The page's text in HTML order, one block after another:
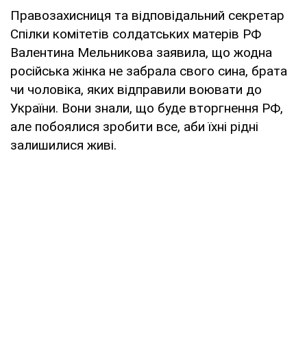
Правозахисниця та відповідальний секретар
Спілки комітетів солдатських матерів РФ
Валентина Мельникова заявила, що жодна
російська жінка не забрала свого сина, брата
чи чоловіка, яких відправили воювати до
України. Вони знали, що буде вторгнення РФ,
але побоялися зробити все, аби їхні рідні
залишилися живі.